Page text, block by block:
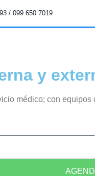
/ 099 650 7019
y
médico; con